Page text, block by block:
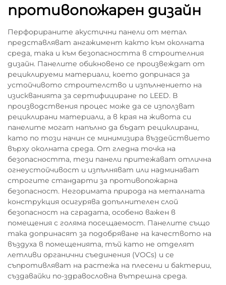
противопожарен дизайн
Перфорираните акустични панели от метал
представляват ангажимент както към околната
среда, така и към безопасността в строителния
дизайн. Панелите обикновено се произвеждат от
рециклируеми материали, което допринася за
устойчивото строителство и изпълнението на
изискванията за сертифициране по LEED. В
производствения процес може да се използват
рециклирани материали, а в края на живота си
панелите могат напълно да бъдат рециклирани,
като по този начин се минимизира въздействието
върху околната среда. От гледна точка на
безопасността, тези панели притежават отлична
огнеустойчивост и изпълняват или надминават
строгите стандарти за противопожарна
безопасност. Негоримата природа на металната
конструкция осигурява допълнителен слой
безопасност на сградата, особено важен в
помещения с голяма посещаемост. Панелите също
така допринасят за подобряване на качеството на
въздуха в помещенията, тъй като не отделят
летливи органични съединения (VOCs) и се
съпротивляват на растежа на плесени и бактерии,
създавайки по-здравословна вътрешна среда.